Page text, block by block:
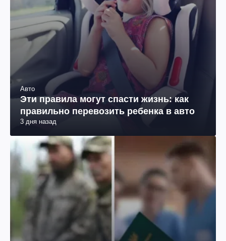
Авто
Эти правила могут спасти жизнь: как
правильно перевозить ребенка в авто
3 дня назад